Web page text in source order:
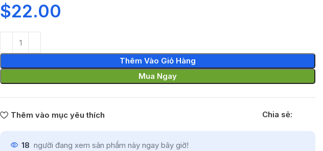
$22.00
Thêm Vào Giỏ Hàng
Mua Ngay
Thêm vào mục yêu thích Chia sẻ:
18 người đang xem sản phẩm này ngay bây giờ!